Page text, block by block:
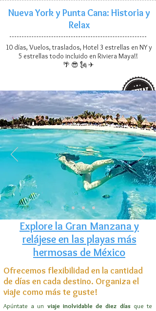
Nueva York y Punta Cana: Historia y
Relax
10 días, Vuelos, traslados, Hotel 3 estrellas en NY y
5 estrellas todo incluido en Riviera Maya!!
🌴 😎 🗽 ✈
Explore la Gran Manzana y
relájese en las playas más
hermosas de México
Ofrecemos flexibilidad en la cantidad
de días en cada destino. Organiza el
viaje como más te guste!
Apúntate a un viaje inolvidable de diez díasque te